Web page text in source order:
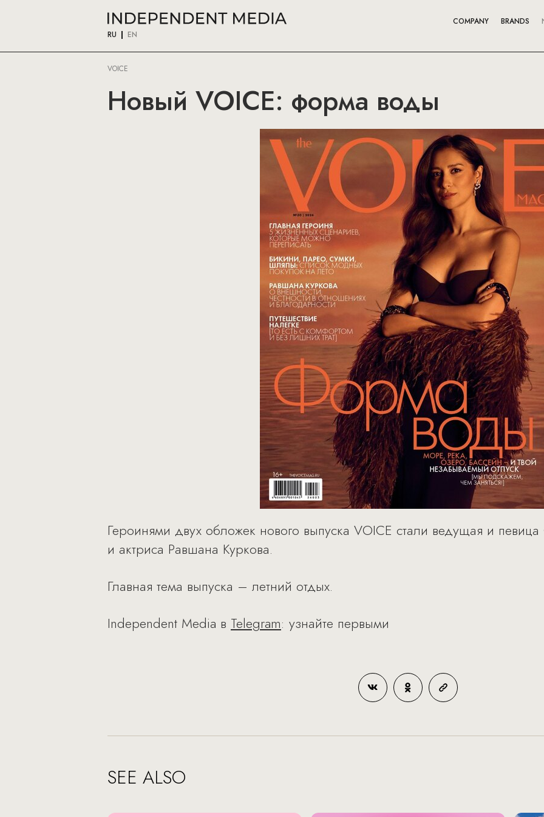
RU EN
COMPANY BRANDS
VOICE
Новый VOICE: форма воды
Героинями двух обложек нового выпуска VOICE стали ведущая и певица
и актриса Равшана Куркова.
Главная тема выпуска – летний отдых.
Independent Media в Telegram: узнайте первыми
SEE ALSO